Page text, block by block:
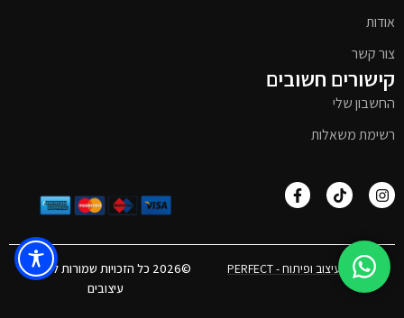
אודות
צור קשר
קישורים חשובים
החשבון שלי
רשימת משאלות
אפיון, עיצוב ופיתוח - PERFECT
©2026 כל הזכויות שמורות לטימבר
עיצובים